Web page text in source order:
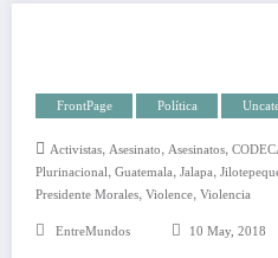
FrontPage Política
Activistas, Asesinato, Asesinatos,
Plurinacional, Guatemala, Jalapa,
Presidente Morales, Violence, Violencia
EntreMundos 10 May, 2018